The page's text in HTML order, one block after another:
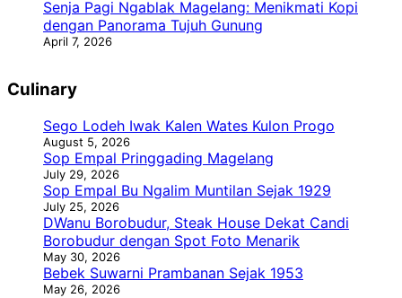
Senja Pagi Ngablak Magelang: Menikmati Kopi
dengan Panorama Tujuh Gunung
April 7, 2026
Culinary
Sego Lodeh Iwak Kalen Wates Kulon Progo
August 5, 2026
Sop Empal Pringgading Magelang
July 29, 2026
Sop Empal Bu Ngalim Muntilan Sejak 1929
July 25, 2026
DWanu Borobudur, Steak House Dekat Candi
Borobudur dengan Spot Foto Menarik
May 30, 2026
Bebek Suwarni Prambanan Sejak 1953
May 26, 2026